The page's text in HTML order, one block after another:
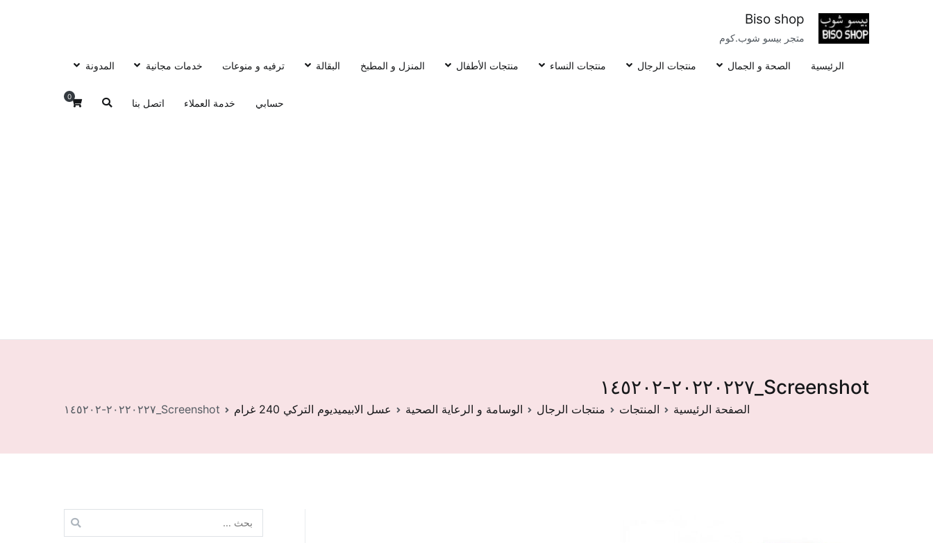
Biso shop
متجر بيسو شوب.كوم
الرئيسية الصحة و الجمال منتجات الرجال منتجات النساء منتجات الأطفال المنزل و المطبخ البقالة ترفيه و منوعات خدمات مجانية المدونة
حسابي خدمة العملاء اتصل بنا
0
Screenshot_٢٠٢٢٠٢٢٧-١٤٥٢٠٢
الصفحة الرئيسية المنتجات منتجات الرجال الوسامة و الرعاية الصحية عسل الابيميديوم التركي 240 غرام Screenshot_٢٠٢٢٠٢٢٧-١٤٥٢٠٢
عن: